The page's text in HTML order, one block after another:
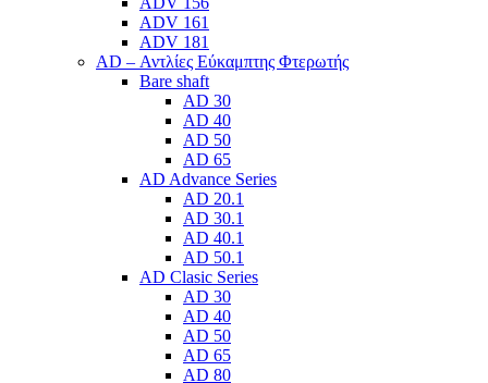
ADV 161
ADV 181
AD – Αντλίες Εύκαμπτης Φτερωτής
Bare shaft
AD 30
AD 40
AD 50
AD 65
AD Advance Series
AD 20.1
AD 30.1
AD 40.1
AD 50.1
AD Clasic Series
AD 30
AD 40
AD 50
AD 65
AD 80